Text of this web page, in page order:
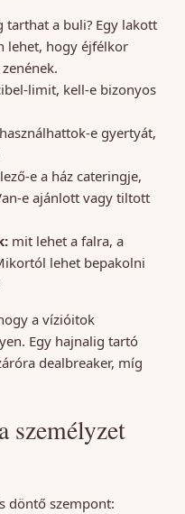
tarthat a buli? Egy lakott
lehet, hogy éjfélkor
limit, kell-e bizonyos
használhattok-e gyertyát,
e a ház cateringje,
e ajánlott vagy tiltott
mit lehet a falra, a
lehet bepakolni
a vízióitok
Egy hajnalig tartó
dealbreaker, míg
személyzet
döntő szempont: